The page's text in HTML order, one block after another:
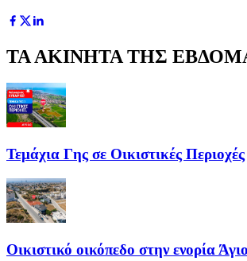
ΤΑ ΑΚΙΝΗΤΑ ΤΗΣ
Τεμάχια Γης σε Οικιστικές Περιοχές
Οικιστικό οικόπεδο στην ενορία